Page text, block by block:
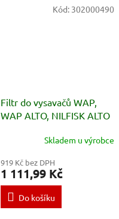
Filtr do vysavačů WAP,
WAP ALTO, NILFISK ALTO
Skladem u výrobce
919 Kč bez DPH
1 111,99 Kč
Do košíku
Kód: 302000490